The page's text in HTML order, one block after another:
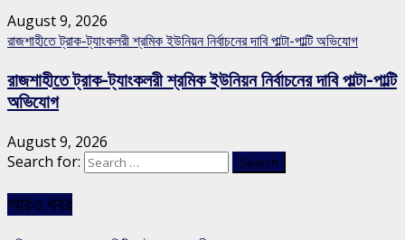
August 9, 2026
রাজশাহীতে ট্রাক-ট্যাংকলরী শ্রমিক ইউনিয়ন নির্বাচনের দাবি পাল্টা-পাল্টি অভিযোগ
রাজশাহীতে ট্রাক-ট্যাংকলরী শ্রমিক ইউনিয়ন নির্বাচনের দাবি পাল্টা-পাল্টি
অভিযোগ
August 9, 2026
Search for:
আরও খবর